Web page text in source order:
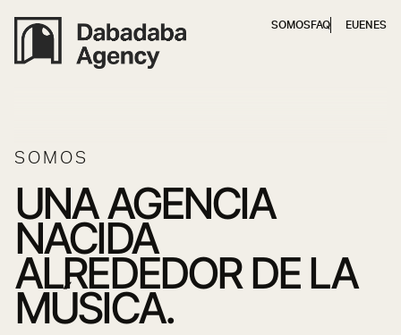
SOMOSFAQ EUENES
SOMOS
UNA AGENCIA
NACIDA
ALREDEDOR DE LA
MÚSICA.